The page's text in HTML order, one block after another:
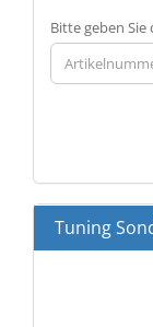
BITTE
GEBEN
SIE
DIE
EIN.
Bitte geben
Tuning